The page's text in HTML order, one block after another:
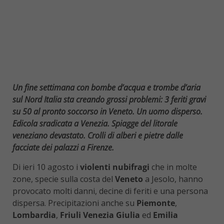
Un fine settimana con bombe d’acqua e trombe d’aria
sul Nord Italia sta creando grossi problemi: 3 feriti gravi
su 50 al pronto soccorso in Veneto. Un uomo disperso.
Edicola sradicata a Venezia. Spiagge del litorale
veneziano devastato. Crolli di alberi e pietre dalle
facciate dei palazzi a Firenze.
Di ieri 10 agosto i violenti nubifragi che in molte
zone, specie sulla costa del Veneto a Jesolo, hanno
provocato molti danni, decine di feriti e una persona
dispersa. Precipitazioni anche su Piemonte,
Lombardia, Friuli Venezia Giulia ed Emilia